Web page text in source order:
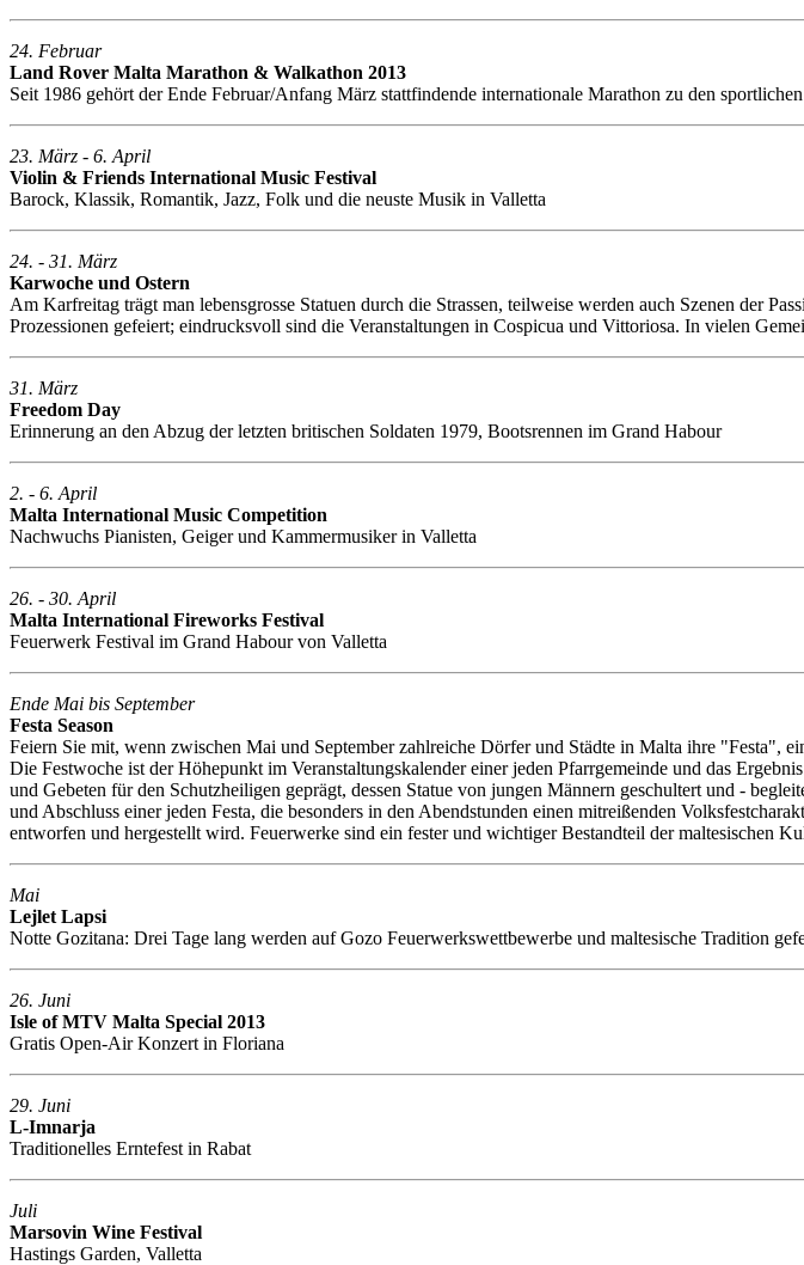
24. Februar
Land Rover Malta Marathon & Walkathon 2013
Seit 1986 gehört der Ende Februar/Anfang März stattfindende internationale Marathon zu den
23. März - 6. April
Violin & Friends International Music Festival
Barock, Klassik, Romantik, Jazz, Folk und die neuste Musik in Valletta
24. - 31. März
Karwoche und Ostern
Am Karfreitag trägt man lebensgrosse Statuen durch die Strassen, teilweise werden auch Szenen der
Prozessionen gefeiert; eindrucksvoll sind die Veranstaltungen in Cospicua und Vittoriosa. In vielen
31. März
Freedom Day
Erinnerung an den Abzug der letzten britischen Soldaten 1979, Bootsrennen im Grand Habour
2. - 6. April
Malta International Music Competition
Nachwuchs Pianisten, Geiger und Kammermusiker in Valletta
26. - 30. April
Malta International Fireworks Festival
Feuerwerk Festival im Grand Habour von Valletta
Ende Mai bis September
Festa Season
Feiern Sie mit, wenn zwischen Mai und September zahlreiche Dörfer und Städte in Malta ihre "Festa",
Die Festwoche ist der Höhepunkt im Veranstaltungskalender einer jeden Pfarrgemeinde und das
und Gebeten für den Schutzheiligen geprägt, dessen Statue von jungen Männern geschultert und -
und Abschluss einer jeden Festa, die besonders in den Abendstunden einen mitreißenden
entworfen und hergestellt wird. Feuerwerke sind ein fester und wichtiger Bestandteil der maltesischen
Mai
Lejlet Lapsi
Notte Gozitana: Drei Tage lang werden auf Gozo Feuerwerkswettbewerbe und maltesische Tradition
26. Juni
Isle of MTV Malta Special 2013
Gratis Open-Air Konzert in Floriana
29. Juni
L-Imnarja
Traditionelles Erntefest in Rabat
Juli
Marsovin Wine Festival
Hastings Garden, Valletta